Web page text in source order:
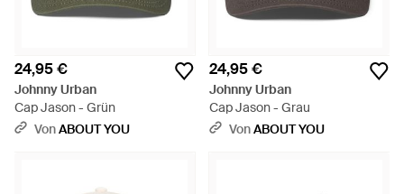
24,95 €
Johnny Urban
Cap Jason - Grün
VonABOUT YOU
24,95 €
Johnny Urban
Cap Jason - Grau
VonABOUT YOU